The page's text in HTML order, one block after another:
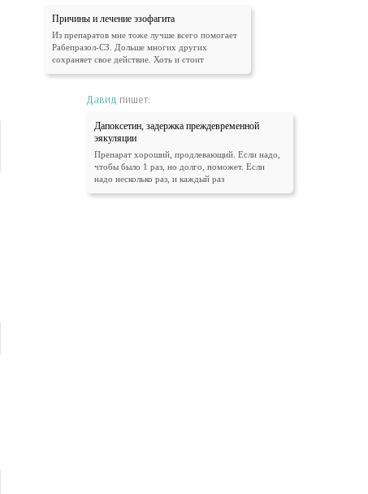
Причины и лечение эзофагита
Из препаратов мне тоже лучше всего помогает
Рабепразол-СЗ. Дольше многих других
сохраняет свое действие. Хоть и стоит
Давид пишет:
Дапоксетин, задержка преждевременной
эякуляции
Препарат хороший, продлевающий. Если надо,
чтобы было 1 раз, но долго, поможет. Если
надо несколько раз, и каждый раз